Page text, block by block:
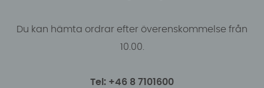
Du kan hämta ordrar efter överenskommelse från
10.00.
Tel: +46 8 7101600